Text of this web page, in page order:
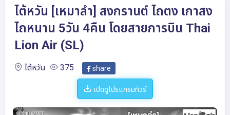
ไต้หวัน [เหมาลำ] สงกรานต์ ไถตง เกาสง
ไถหนาน 5วัน 4คืน โดยสายการบิน Thai
Lion Air (SL)
ไต้หวัน 375 share
เปิดดูโปรแกรมทัวร์